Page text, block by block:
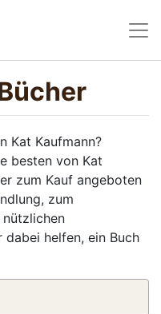
Kat Kaufmann?
besten von Kat
zum Kauf angeboten
zum
nützlichen
helfen, ein Buch